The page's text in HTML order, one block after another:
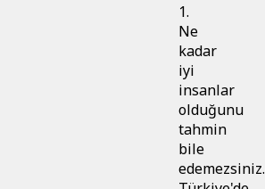
1.
Ne
kadar
iyi
insanlar
olduğunu
tahmin
bile
edemezsiniz.